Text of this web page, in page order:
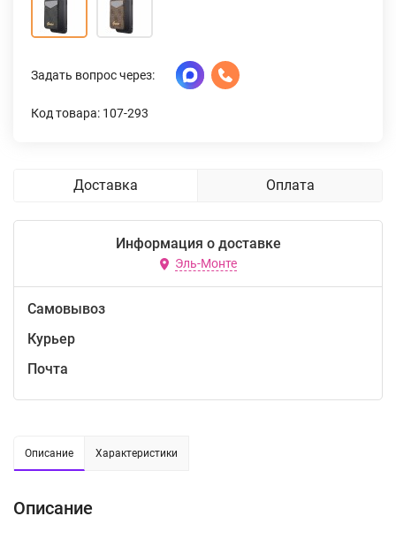
Задать вопрос через:
Код товара: 107-293
Доставка Оплата
Информация о доставке
Эль-Монте
Самовывоз
Курьер
Почта
Описание Характеристики
Описание